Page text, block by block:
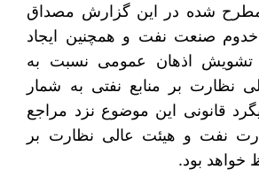
مطرح شده در این گزارش مصداق
خدوم صنعت نفت و همچنین ایجاد
اذهان عمومی نسبت به
نظارت بر منابع نفتی به شمار
قانونی این موضوع نزد مراجع
نفت و هیئت عالی نظارت بر
خواهد بود.